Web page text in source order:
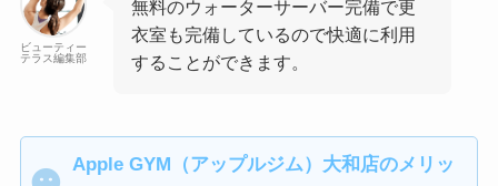
ビューティー
テラス編集部
無料のウォーターサーバー完備で更
衣室も完備しているので快適に利用
することができます。
Apple GYM（アップルジム）大和店のメリッ